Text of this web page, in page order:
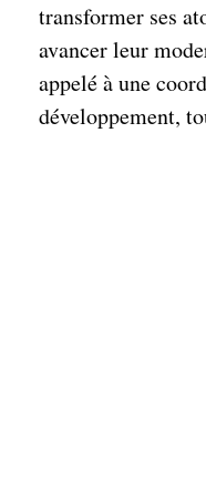
transformer ses
avancer leur
appelé à une
développement,